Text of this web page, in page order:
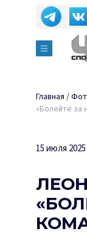
Главная /
«Болейте за
15 июля 2025